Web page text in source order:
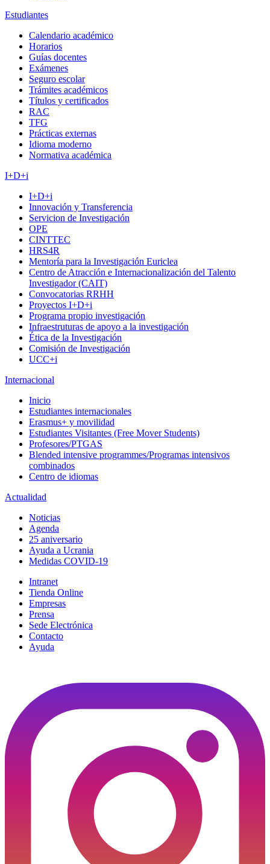
Estudiantes
Calendario académico
Horarios
Guías docentes
Exámenes
Seguro escolar
Trámites académicos
Títulos y certificados
RAC
TFG
Prácticas externas
Idioma moderno
Normativa académica
I+D+i
I+D+i
Innovación y Transferencia
Servicion de Investigación
OPE
CINTTEC
HRS4R
Mentoría para la Investigación Euriclea
Centro de Atracción e Internacionalización del Talento
Investigador (CAIT)
Convocatorias RRHH
Proyectos I+D+i
Programa propio investigación
Infraestruturas de apoyo a la investigación
Ética de la Investigación
Comisión de Investigación
UCC+i
Internacional
Inicio
Estudiantes internacionales
Erasmus+ y movilidad
Estudiantes Visitantes (Free Mover Students)
Profesores/PTGAS
Blended intensive programmes/Programas intensivos
combinados
Centro de idiomas
Actualidad
Noticias
Agenda
25 aniversario
Ayuda a Ucrania
Medidas COVID-19
Intranet
Tienda Online
Empresas
Prensa
Sede Electrónica
Contacto
Ayuda